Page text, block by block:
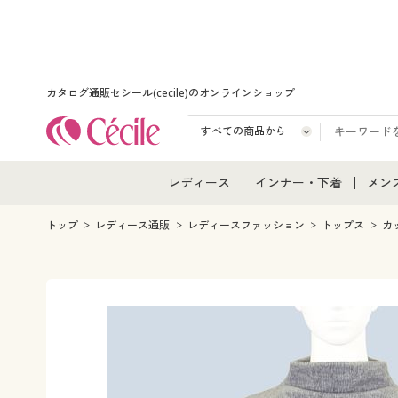
カタログ通販セシール(cecile)のオンラインショップ
レディース
レディース通販すべて
女性下着
インナー・下着
インナー・下着通販すべ
メンズ下着
ジュニア・ティーンズ下
メン
メ
メン
トップ レディース通販 レディースファッション トップス カ